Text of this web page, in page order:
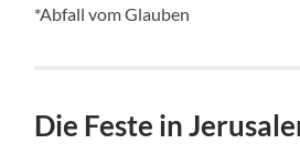
*Abfall vom Glauben
Die Feste in